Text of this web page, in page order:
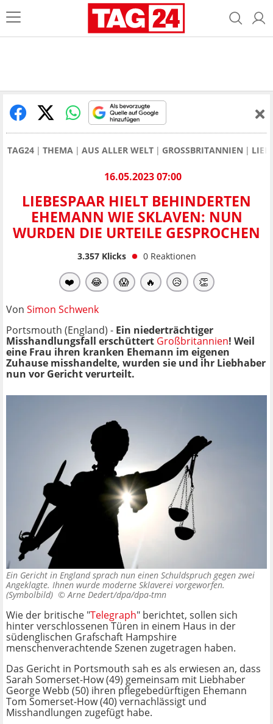
TAG24 THEMA AUS ALLER WELT GROSSBRITANNIEN
16.05.2023 07:00
LIEBESPAAR HIELT BEHINDERTEN
EHEMANN WIE SKLAVEN: NUN
WURDEN DIE URTEILE GESPROCHEN
3.357Klicks 0 Reaktionen
❤️ 😂 😱 🔥 😥 👏
Von Simon Schwenk
Portsmouth (England) - Ein niederträchtiger
Misshandlungsfall erschüttert Großbritannien! Weil
eine Frau ihren kranken Ehemann im eigenen
Zuhause misshandelte, wurden sie und ihr Liebhaber
nun vor Gericht verurteilt.
Ein Gericht in England sprach nun einen Schuldspruch gegen zwei
Angeklagte. Ihnen wurde moderne Sklaverei vorgeworfen.
(Symbolbild) ©Arne Dedert/dpa/dpa-tmn
Wie der britische "Telegraph" berichtet, sollen sich
hinter verschlossenen Türen in einem Haus in der
südenglischen Grafschaft Hampshire
menschenverachtende Szenen zugetragen haben.
Das Gericht in Portsmouth sah es als erwiesen an, dass
Sarah Somerset-How (49) gemeinsam mit Liebhaber
George Webb (50) ihren pflegebedürftigen Ehemann
Tom Somerset-How (40) vernachlässigt und
Misshandlungen zugefügt habe.